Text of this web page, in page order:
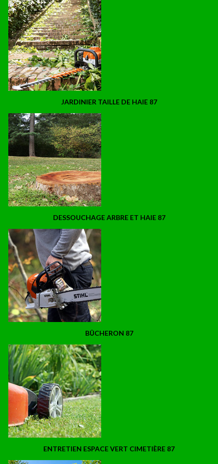
JARDINIER TAILLE DE HAIE 87
DESSOUCHAGE ARBRE ET HAIE 87
BÛCHERON 87
ENTRETIEN ESPACE VERT CIMETIÈRE 87